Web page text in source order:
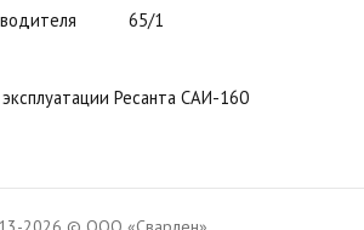
65/1
Ресанта САИ-160